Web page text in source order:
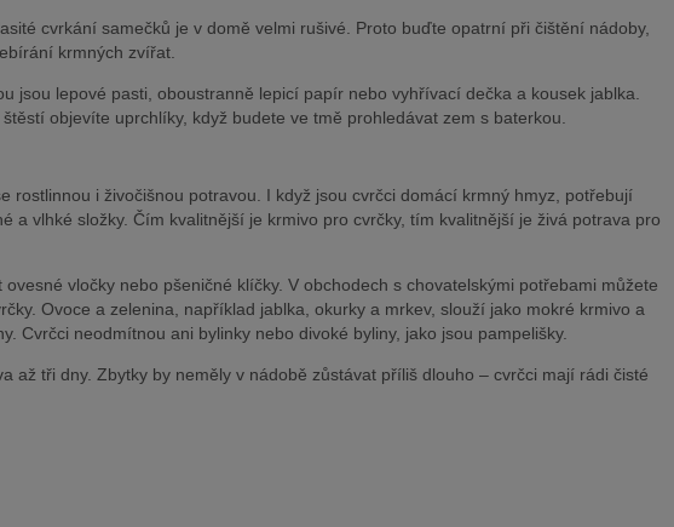
cvrkání samečků je v domě velmi rušivé. Proto buďte opatrní při čištění nádoby,
krmných zvířat.
jsou lepové pasti, oboustranně lepicí papír nebo vyhřívací dečka a kousek jablka.
objevíte uprchlíky, když budete ve tmě prohledávat zem s baterkou.
rostlinnou i živočišnou potravou. I když jsou cvrčci domácí krmný hmyz, potřebují
a vlhké složky. Čím kvalitnější je krmivo pro cvrčky, tím kvalitnější je živá potrava pro
vločky nebo pšeničné klíčky. V obchodech s chovatelskými potřebami můžete
Ovoce a zelenina, například jablka, okurky a mrkev, slouží jako mokré krmivo a
Cvrčci neodmítnou ani bylinky nebo divoké byliny, jako jsou pampelišky.
až tři dny. Zbytky by neměly v nádobě zůstávat příliš dlouho – cvrčci mají rádi čisté
vědět o rozmnožování